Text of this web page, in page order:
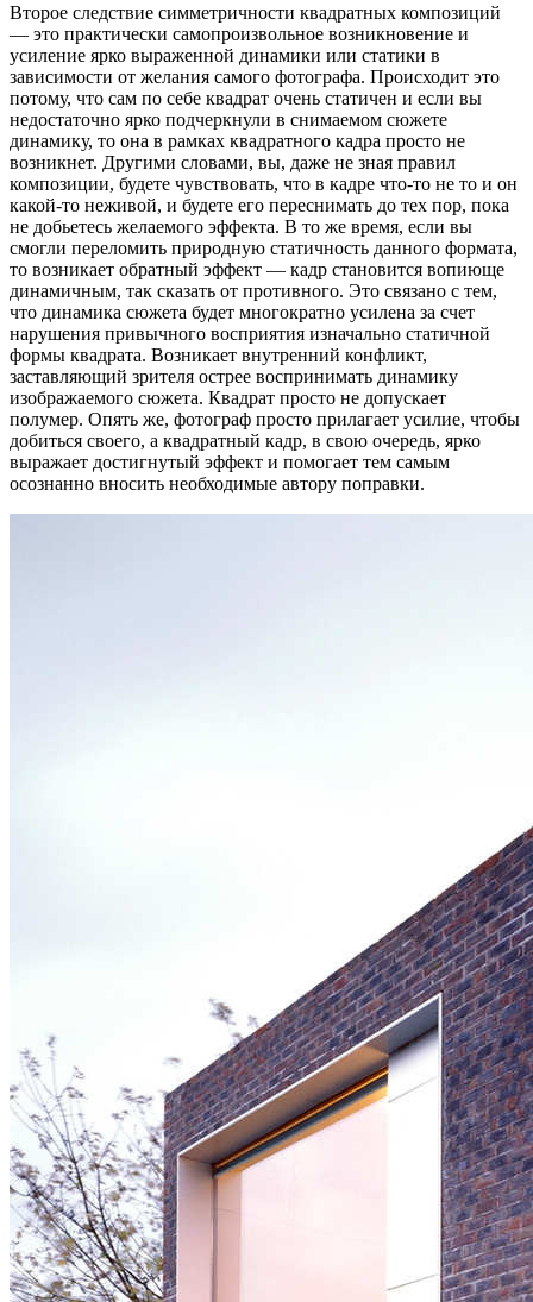
Второе следствие симметричности квадратных композиций
— это практически самопроизвольное возникновение и
усиление ярко выраженной динамики или статики в
зависимости от желания самого фотографа. Происходит это
потому, что сам по себе квадрат очень статичен и если вы
недостаточно ярко подчеркнули в снимаемом сюжете
динамику, то она в рамках квадратного кадра просто не
возникнет. Другими словами, вы, даже не зная правил
композиции, будете чувствовать, что в кадре что-то не то и он
какой-то неживой, и будете его переснимать до тех пор, пока
не добьетесь желаемого эффекта. В то же время, если вы
смогли переломить природную статичность данного формата,
то возникает обратный эффект — кадр становится вопиюще
динамичным, так сказать от противного. Это связано с тем,
что динамика сюжета будет многократно усилена за счет
нарушения привычного восприятия изначально статичной
формы квадрата. Возникает внутренний конфликт,
заставляющий зрителя острее воспринимать динамику
изображаемого сюжета. Квадрат просто не допускает
полумер. Опять же, фотограф просто прилагает усилие, чтобы
добиться своего, а квадратный кадр, в свою очередь, ярко
выражает достигнутый эффект и помогает тем самым
осознанно вносить необходимые автору поправки.